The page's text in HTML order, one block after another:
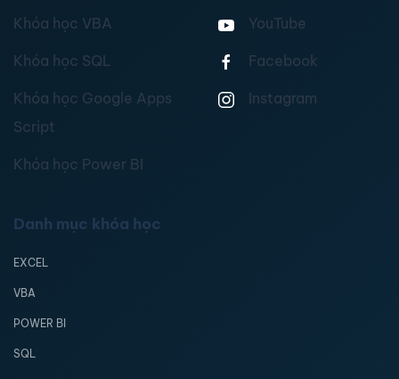
Khóa học VBA
Khóa học SQL
Khóa học Google Apps
Script
Khóa học Power BI
YouTube
Facebook
Instagram
Danh mục khóa học
EXCEL
VBA
POWER BI
SQL